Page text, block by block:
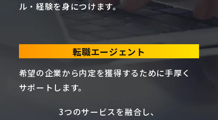
ル・経験を身につけます。
転職エージェント
希望の企業から内定を獲得するために手厚く
サポートします。
3つのサービスを融合し、